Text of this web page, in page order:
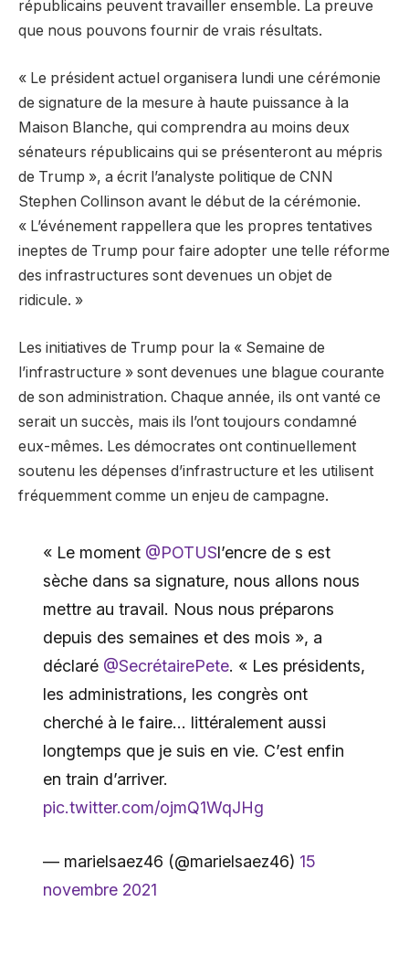
républicains peuvent travailler ensemble. La preuve
que nous pouvons fournir de vrais résultats.
« Le président actuel organisera lundi une cérémonie
de signature de la mesure à haute puissance à la
Maison Blanche, qui comprendra au moins deux
sénateurs républicains qui se présenteront au mépris
de Trump », a écrit l’analyste politique de CNN
Stephen Collinson avant le début de la cérémonie.
« L’événement rappellera que les propres tentatives
ineptes de Trump pour faire adopter une telle réforme
des infrastructures sont devenues un objet de
ridicule. »
Les initiatives de Trump pour la « Semaine de
l’infrastructure » sont devenues une blague courante
de son administration. Chaque année, ils ont vanté ce
serait un succès, mais ils l’ont toujours condamné
eux-mêmes. Les démocrates ont continuellement
soutenu les dépenses d’infrastructure et les utilisent
fréquemment comme un enjeu de campagne.
« Le moment @POTUSl’encre de s est
sèche dans sa signature, nous allons nous
mettre au travail. Nous nous préparons
depuis des semaines et des mois », a
déclaré @SecrétairePete. « Les présidents,
les administrations, les congrès ont
cherché à le faire… littéralement aussi
longtemps que je suis en vie. C’est enfin
en train d’arriver.
pic.twitter.com/ojmQ1WqJHg
— marielsaez46 (@marielsaez46) 15
novembre 2021